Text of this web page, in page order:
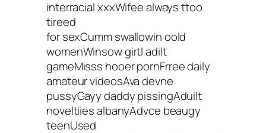
interracial xxxWifee always ttoo
tireed
for sexCumm swallowin oold
womenWinsow girtl adilt
gameMisss hooer pornFrree daily
amateur videosAva devne
pussyGayy daddy pissingAduilt
noveltiies albanyAdvce beaugy
teenUsed